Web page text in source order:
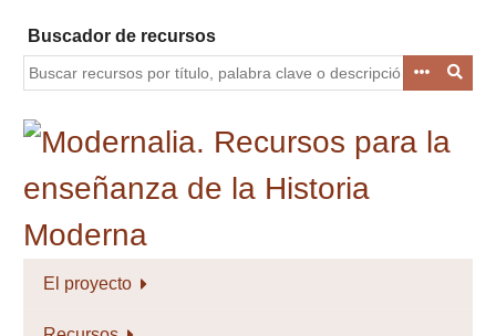
contenido
principal
Buscador de recursos
El proyecto